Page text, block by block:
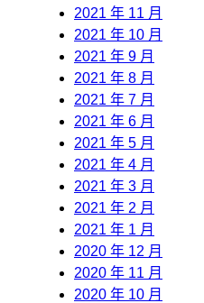
2021 年 11 月
2021 年 10 月
2021 年 9 月
2021 年 8 月
2021 年 7 月
2021 年 6 月
2021 年 5 月
2021 年 4 月
2021 年 3 月
2021 年 2 月
2021 年 1 月
2020 年 12 月
2020 年 11 月
2020 年 10 月